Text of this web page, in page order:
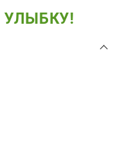
УЛЫБКУ!